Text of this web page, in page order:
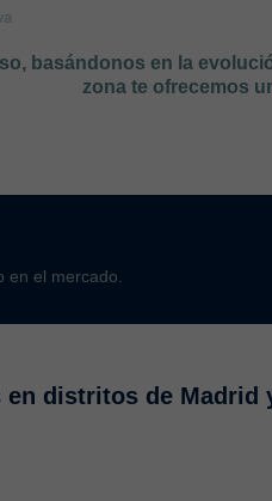
basándonos en la
zona te ofrecemos
en el mercado.
distritos de Madrid